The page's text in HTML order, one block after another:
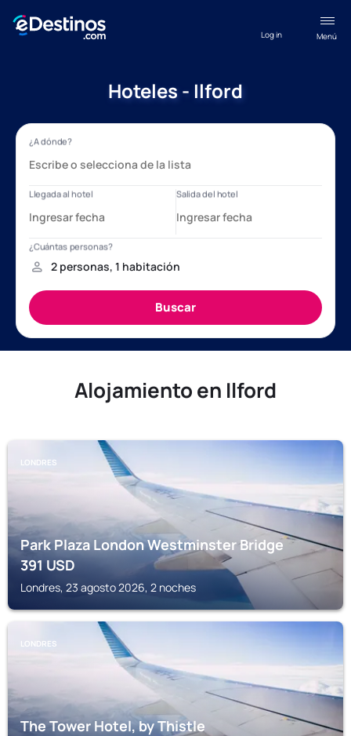
Menú
Log in
Hoteles - Ilford
Alojamiento en Ilford
LONDRES
Park Plaza London Westminster Bridge
391USD
Londres, 23 agosto 2026, 2 noches
LONDRES
The Tower Hotel, by Thistle